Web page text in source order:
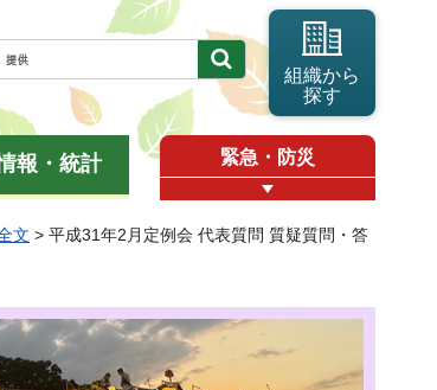
組織から
探す
報・統計 緊急・防災
文 > 平成31年2月定例会 代表質問 質疑質問・答